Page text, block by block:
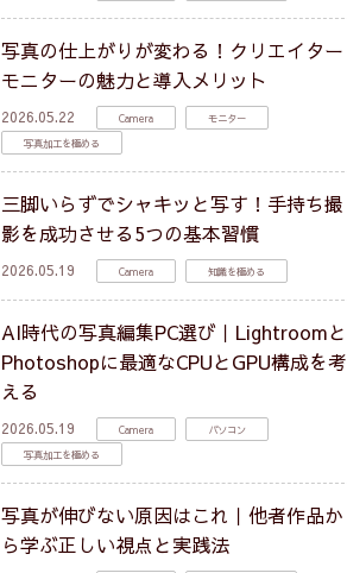
写真の仕上がりが変わる！クリエイター
モニターの魅力と導入メリット
2026.05.22 Camera
モニター
写真加工を極める
三脚いらずでシャキッと写す！手持ち撮
影を成功させる5つの基本習慣
2026.05.19 Camera 知識を極める
AI時代の写真編集PC選び｜Lightroomと
Photoshopに最適なCPUとGPU構成を考
える
2026.05.19 Camera
パソコン
写真加工を極める
写真が伸びない原因はこれ｜他者作品か
ら学ぶ正しい視点と実践法